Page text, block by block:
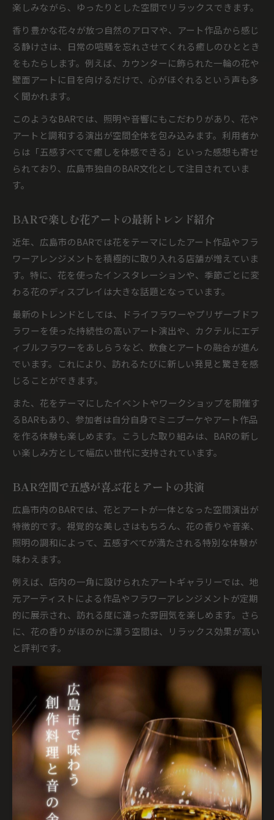
楽しみながら、ゆったりとした空間でリラックスできます。
香り豊かな花々が放つ自然のアロマや、アート作品から感じ
る静けさは、日常の喧騒を忘れさせてくれる癒しのひととき
をもたらします。例えば、カウンターに飾られた一輪の花や
壁面アートに目を向けるだけで、心がほぐれるという声も多
く聞かれます。
このようなBARでは、照明や音響にもこだわりがあり、花や
アートと調和する演出が空間全体を包み込みます。利用者か
らは「五感すべてで癒しを体感できる」といった感想も寄せ
られており、広島市独自のBAR文化として注目されていま
す。
BARで楽しむ花アートの最新トレンド紹介
近年、広島市のBARでは花をテーマにしたアート作品やフラ
ワーアレンジメントを積極的に取り入れる店舗が増えていま
す。特に、花を使ったインスタレーションや、季節ごとに変
わる花のディスプレイは大きな話題となっています。
最新のトレンドとしては、ドライフラワーやプリザーブドフ
ラワーを使った持続性の高いアート演出や、カクテルにエデ
ィブルフラワーをあしらうなど、飲食とアートの融合が進ん
でいます。これにより、訪れるたびに新しい発見と驚きを感
じることができます。
また、花をテーマにしたイベントやワークショップを開催す
るBARもあり、参加者は自分自身でミニブーケやアート作品
を作る体験も楽しめます。こうした取り組みは、BARの新し
い楽しみ方として幅広い世代に支持されています。
BAR空間で五感が喜ぶ花とアートの共演
広島市内のBARでは、花とアートが一体となった空間演出が
特徴的です。視覚的な美しさはもちろん、花の香りや音楽、
照明の調和によって、五感すべてが満たされる特別な体験が
味わえます。
例えば、店内の一角に設けられたアートギャラリーでは、地
元アーティストによる作品やフラワーアレンジメントが定期
的に展示され、訪れる度に違った雰囲気を楽しめます。さら
に、花の香りがほのかに漂う空間は、リラックス効果が高い
と評判です。
こうした共演は、単なる飲食を超えた癒しや刺激を求める方
に最適です。「初めて訪れたのに、どこか懐かしい気持ちに
なった」という利用者の声も多く、広島市のBAR文化の奥深
さを感じさせます。
花の演出が魅力のBARアートで癒しを実感
花の演出を活かしたBARアートは、広島市のナイトライフに
新たな価値をもたらしています。店内に飾られた花々は、単
なる装飾にとどまらず、訪れる人の気持ちを和ませる大切な